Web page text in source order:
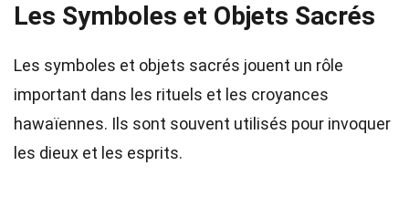
Les Symboles et Objets Sacrés
Les symboles et objets sacrés jouent un rôle
important dans les rituels et les croyances
hawaïennes. Ils sont souvent utilisés pour invoquer
les dieux et les esprits.